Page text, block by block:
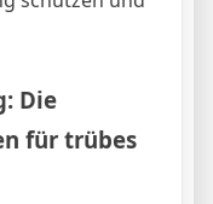
Die
für trübes